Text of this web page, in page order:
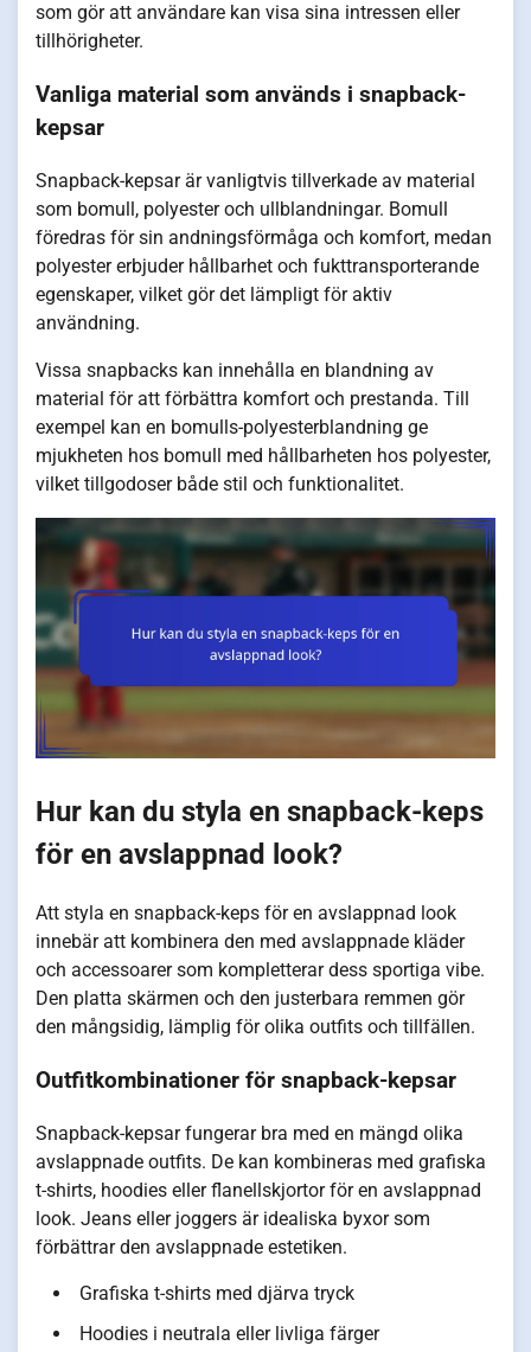
som gör att användare kan visa sina intressen eller
tillhörigheter.
Vanliga material som används i snapback-
kepsar
Snapback-kepsar är vanligtvis tillverkade av material
som bomull, polyester och ullblandningar. Bomull
föredras för sin andningsförmåga och komfort, medan
polyester erbjuder hållbarhet och fukttransporterande
egenskaper, vilket gör det lämpligt för aktiv
användning.
Vissa snapbacks kan innehålla en blandning av
material för att förbättra komfort och prestanda. Till
exempel kan en bomulls-polyesterblandning ge
mjukheten hos bomull med hållbarheten hos polyester,
vilket tillgodoser både stil och funktionalitet.
Hur kan du styla en snapback-keps
för en avslappnad look?
Att styla en snapback-keps för en avslappnad look
innebär att kombinera den med avslappnade kläder
och accessoarer som kompletterar dess sportiga vibe.
Den platta skärmen och den justerbara remmen gör
den mångsidig, lämplig för olika outfits och tillfällen.
Outfitkombinationer för snapback-kepsar
Snapback-kepsar fungerar bra med en mängd olika
avslappnade outfits. De kan kombineras med grafiska
t-shirts, hoodies eller flanellskjortor för en avslappnad
look. Jeans eller joggers är idealiska byxor som
förbättrar den avslappnade estetiken.
Grafiska t-shirts med djärva tryck
Hoodies i neutrala eller livliga färger